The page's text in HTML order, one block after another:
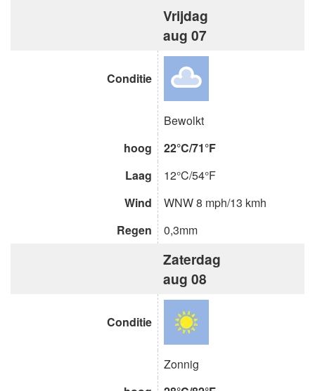
Vrijdag
aug 07
Conditie
Bewolkt
hoog
22°C/71°F
Laag
12°C/54°F
Wind
WNW 8 mph/13 kmh
Regen
0,3mm
Zaterdag
aug 08
Conditie
Zonnig